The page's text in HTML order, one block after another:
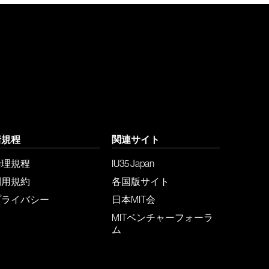
程
規程
規約
イバシー
関連サイト
IU35 Japan
各国版サイト
日本MIT会
MITベンチャーフォーラ
ム